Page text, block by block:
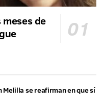
de
se reafirman en que sí